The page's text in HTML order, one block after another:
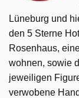
Lüneburg und
den 5 Sterne
Rosenhaus,
wohnen, sowie
jeweiligen
verwobene